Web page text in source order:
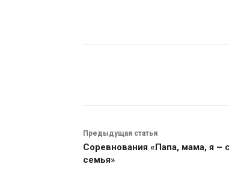
Предыдущая статья
Соревнования «Папа, мама, я –
семья»